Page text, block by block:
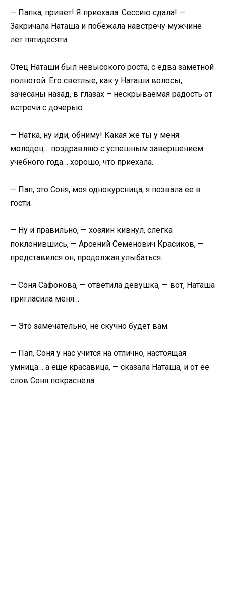
— Папка, привет! Я приехала. Сессию сдала! —
Закричала Наташа и побежала навстречу мужчине
лет пятидесяти.
Отец Наташи был невысокого роста, с едва заметной
полнотой. Его светлые, как у Наташи волосы,
зачесаны назад, в глазах – нескрываемая радость от
встречи с дочерью.
— Натка, ну иди, обниму! Какая же ты у меня
молодец… поздравляю с успешным завершением
учебного года… хорошо, что приехала.
— Пап, это Соня, моя однокурсница, я позвала ее в
гости.
— Ну и правильно, — хозяин кивнул, слегка
поклонившись, — Арсений Семенович Красиков, —
представился он, продолжая улыбаться.
— Соня Сафонова, — ответила девушка, — вот, Наташа
пригласила меня…
— Это замечательно, не скучно будет вам.
— Пап, Соня у нас учится на отлично, настоящая
умница… а еще красавица, — сказала Наташа, и от ее
слов Соня покраснела.